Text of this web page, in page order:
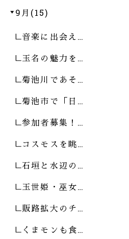
9月(15)
音楽に出会え…
玉名の魅力を…
菊池川であそ…
菊池市で「日…
参加者募集！…
コスモスを眺…
石垣と水辺の…
玉世姫・巫女…
販路拡大のチ…
くまモンも食…